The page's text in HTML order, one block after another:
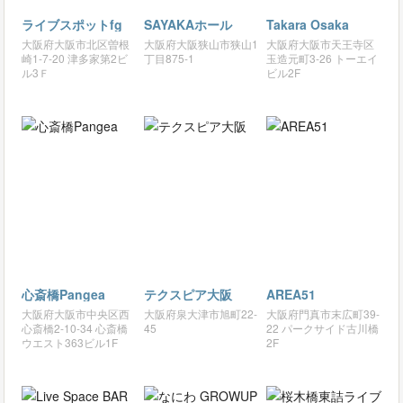
ライブスポットfg
大阪府大阪市北区曽根
崎1-7-20 津多家第2ビ
ル3Ｆ
SAYAKAホール
大阪府大阪狭山市狭山1
丁目875-1
Takara Osaka
大阪府大阪市天王寺区
玉造元町3-26 トーエイ
ビル2F
心斎橋Pangea
大阪府大阪市中央区西
心斎橋2-10-34 心斎橋
ウエスト363ビル1F
テクスピア大阪
大阪府泉大津市旭町22-
45
AREA51
大阪府門真市末広町39-
22 パークサイド古川橋
2F